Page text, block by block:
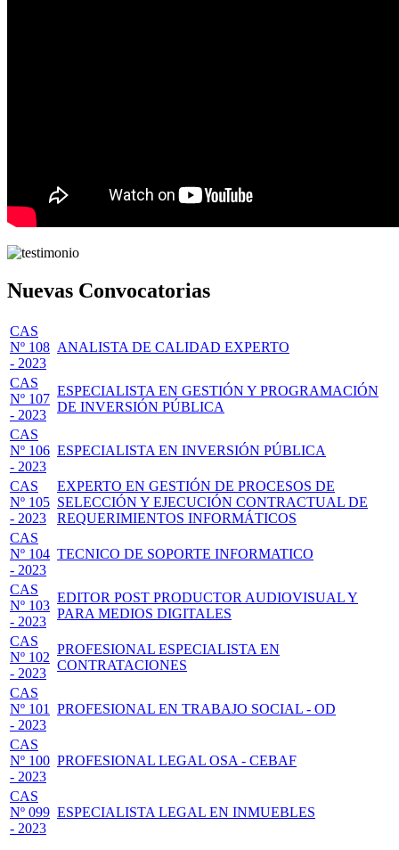
Nuevas Convocatorias
CAS
Nº 108
- 2023
ANALISTA DE CALIDAD EXPERTO
CAS
Nº 107
- 2023
ESPECIALISTA EN GESTIÓN Y PROGRAMACIÓN
DE INVERSIÓN PÚBLICA
CAS
Nº 106
- 2023
ESPECIALISTA EN INVERSIÓN PÚBLICA
CAS
Nº 105
- 2023
EXPERTO EN GESTIÓN DE PROCESOS DE
SELECCIÓN Y EJECUCIÓN CONTRACTUAL DE
REQUERIMIENTOS INFORMÁTICOS
CAS
Nº 104
- 2023
TECNICO DE SOPORTE INFORMATICO
CAS
Nº 103
- 2023
EDITOR POST PRODUCTOR AUDIOVISUAL Y
PARA MEDIOS DIGITALES
CAS
Nº 102
- 2023
PROFESIONAL ESPECIALISTA EN
CONTRATACIONES
CAS
Nº 101
- 2023
PROFESIONAL EN TRABAJO SOCIAL - OD
CAS
Nº 100
- 2023
PROFESIONAL LEGAL OSA - CEBAF
CAS
Nº 099
- 2023
ESPECIALISTA LEGAL EN INMUEBLES